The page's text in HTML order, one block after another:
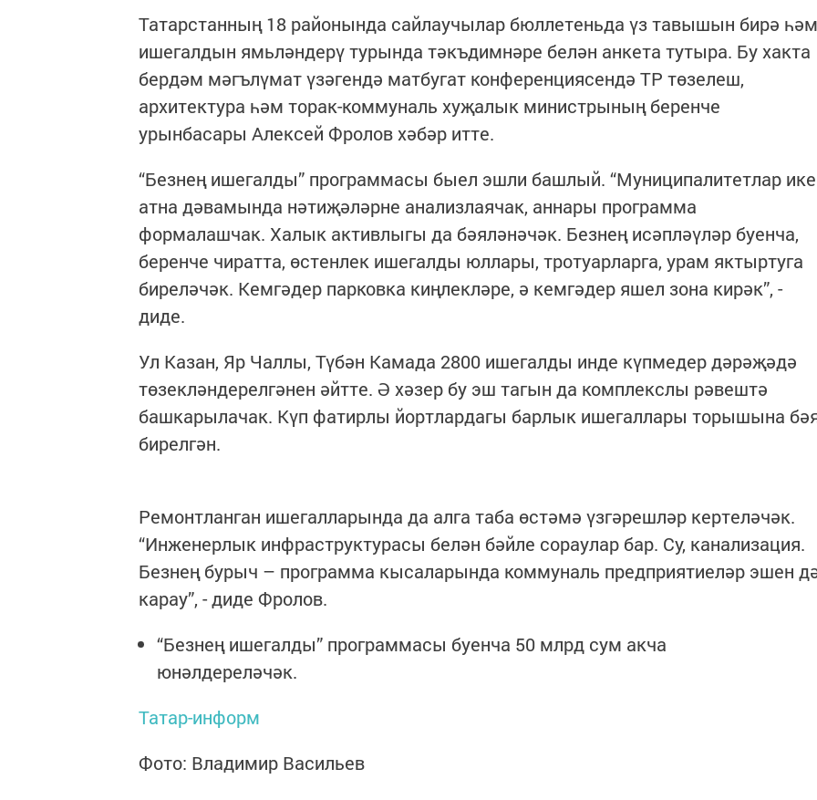
Татарстанның 18 районында сайлаучылар бюллетеньда үз тавышын бирә һәм
ишегалдын ямьләндерү турында тәкъдимнәре белән анкета тутыра. Бу хакта
бердәм мәгълүмат үзәгендә матбугат конференциясендә ТР төзелеш,
архитектура һәм торак-коммуналь хуҗалык министрының беренче
урынбасары Алексей Фролов хәбәр итте.
“Безнең ишегалды” программасы быел эшли башлый. “Муниципалитетлар ике
атна дәвамында нәтиҗәләрне анализлаячак, аннары программа
формалашчак. Халык активлыгы да бәяләнәчәк. Безнең исәпләүләр буенча,
беренче чиратта, өстенлек ишегалды юллары, тротуарларга, урам яктыртуга
биреләчәк. Кемгәдер парковка киңлекләре, ә кемгәдер яшел зона кирәк”, -
диде.
Ул Казан, Яр Чаллы, Түбән Камада 2800 ишегалды инде күпмедер дәрәҗәдә
төзекләндерелгәнен әйтте. Ә хәзер бу эш тагын да комплекслы рәвештә
башкарылачак. Күп фатирлы йортлардагы барлык ишегаллары торышына
бирелгән.
Ремонтланган ишегалларында да алга таба өстәмә үзгәрешләр кертеләчәк.
“Инженерлык инфраструктурасы белән бәйле сораулар бар. Су, канализация.
Безнең бурыч – программа кысаларында коммуналь предприятиеләр эшен
карау”, - диде Фролов.
“Безнең ишегалды” программасы буенча 50 млрд сум акча
юнәлдереләчәк.
Татар-информ
Фото: Владимир Васильев